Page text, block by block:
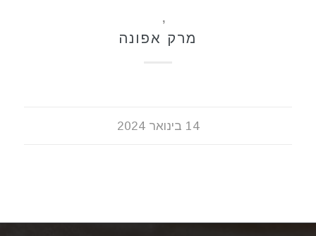
,
מרק אפונה
14 בינואר 2024